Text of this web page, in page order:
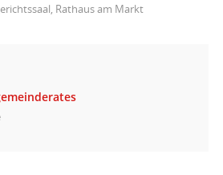
Rathaus am Markt